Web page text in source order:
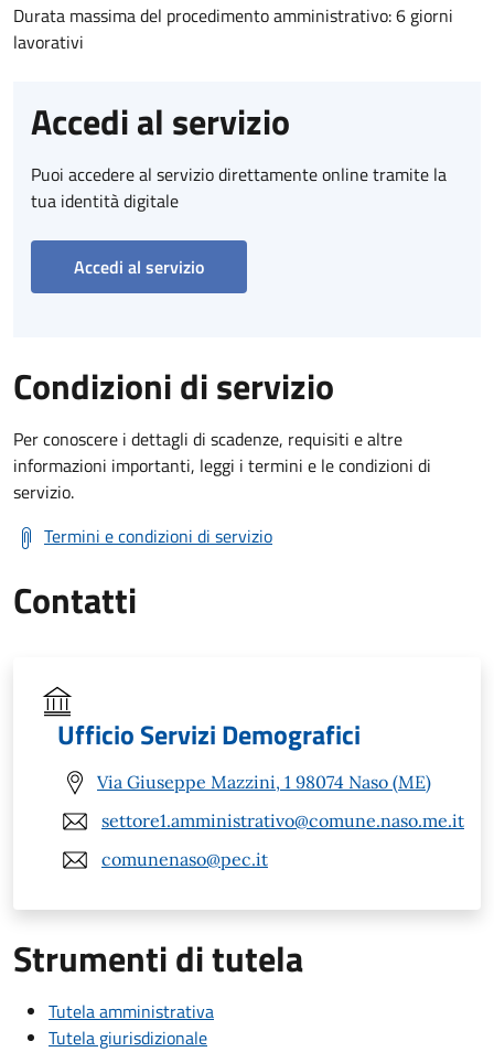
Durata massima del procedimento amministrativo: 6 giorni
lavorativi
Accedi al servizio
Puoi accedere al servizio direttamente online tramite la
tua identità digitale
Accedi al servizio
Condizioni di servizio
Per conoscere i dettagli di scadenze, requisiti e altre
informazioni importanti, leggi i termini e le condizioni di
servizio.
Termini e condizioni di servizio
Contatti
Ufficio Servizi Demografici
Via Giuseppe Mazzini, 1 98074 Naso (ME)
settore1.amministrativo@comune.naso.me.it
comunenaso@pec.it
Strumenti di tutela
Tutela amministrativa
Tutela giurisdizionale